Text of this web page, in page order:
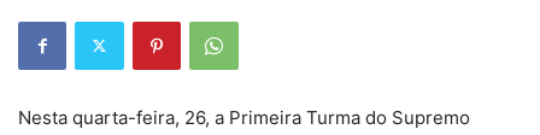
Nesta quarta-feira, 26, a Primeira Turma do Supremo